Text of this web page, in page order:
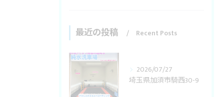
最近の投稿 Recent Posts
2026/07/27
埼玉県加須市騎西30-9